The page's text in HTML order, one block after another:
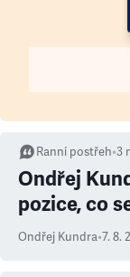
Ranní postřeh•3
Ondřej
pozice, co
Ondřej Kundra•7. 8.